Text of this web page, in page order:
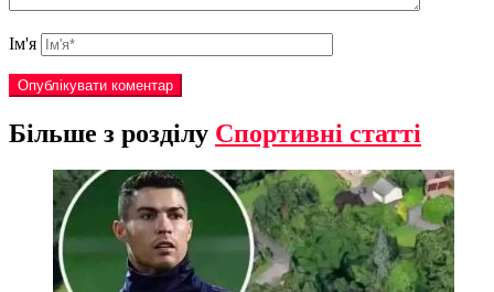
Ім'я
Більше з розділу Спортивні статті